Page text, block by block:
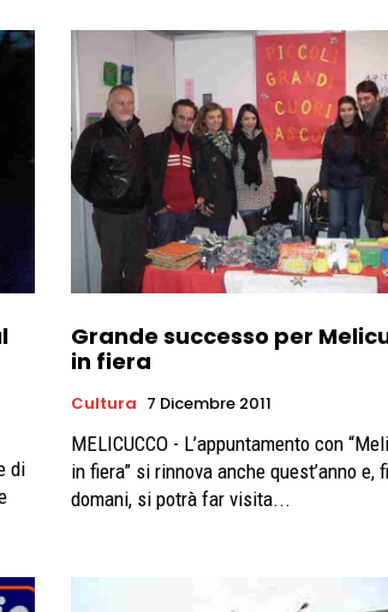
di
Grande successo per
in fiera
Cultura 7 Dicembre 2011
MELICUCCO - L’appuntamento con
in fiera” si rinnova anche quest’anno e,
domani, si potrà far visita...